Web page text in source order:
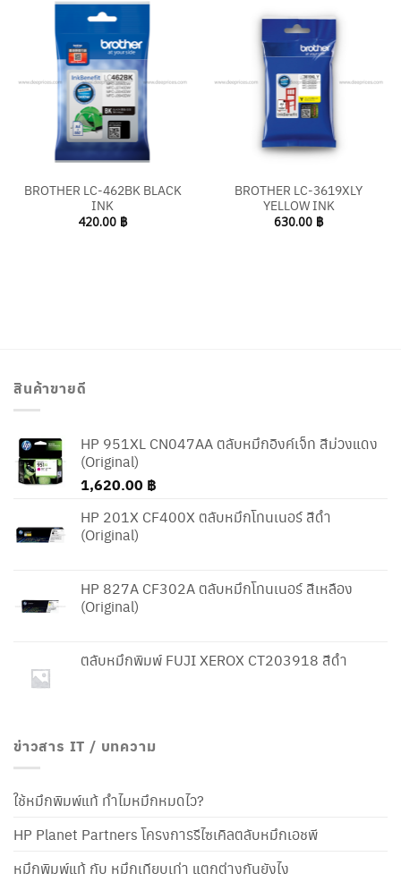
BROTHER LC-462BK BLACK
INK
420.00 ฿
BROTHER LC-3619XLY
YELLOW INK
630.00 ฿
สินค้าขายดี
HP 951XL CN047AA ตลับหมึกอิงค์เจ็ท สีม่วงแดง
(Original)
1,620.00 ฿
HP 201X CF400X ตลับหมึกโทนเนอร์ สีดำ
(Original)
HP 827A CF302A ตลับหมึกโทนเนอร์ สีเหลือง
(Original)
ตลับหมึกพิมพ์ FUJI XEROX CT203918 สีดำ
ข่าวสาร IT / บทความ
ใช้หมึกพิมพ์แท้ ทำไมหมึกหมดไว?
HP Planet Partners โครงการรีไซเคิลตลับหมึกเอชพี
หมึกพิมพ์แท้ กับ หมึกเทียบเท่า แตกต่างกันยังไง